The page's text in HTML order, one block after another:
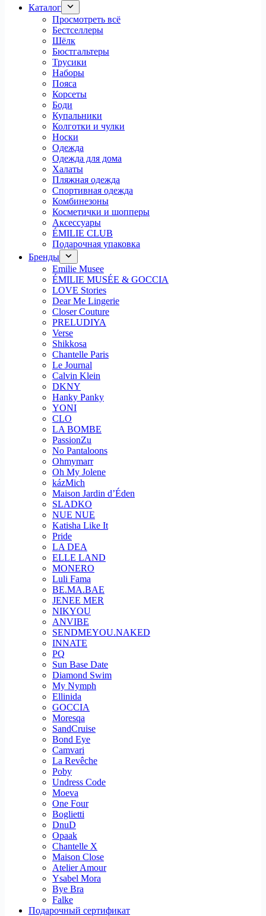
Каталог
Просмотреть всё
Бестселлеры
Шёлк
Бюстгальтеры
Трусики
Наборы
Пояса
Корсеты
Боди
Купальники
Колготки и чулки
Носки
Одежда
Одежда для дома
Халаты
Пляжная одежда
Спортивная одежда
Комбинезоны
Косметички и шопперы
Аксессуары
ÉMILIE CLUB
Подарочная упаковка
Бренды
Emilie Musee
ÉMILIE MUSÉE & GOCCIA
LOVE Stories
Dear Me Lingerie
Closer Couture
PRELUDIYA
Verse
Shikkosa
Chantelle Paris
Le Journal
Calvin Klein
DKNY
Hanky Panky
YONI
CLO
LA BOMBE
PassionZu
No Pantaloons
Ohmymarr
Oh My Jolene
kázMich
Maison Jardin d’Éden
SLADKO
NUE NUE
Katisha Like It
Pride
LA DEA
ELLE LAND
MONERO
Luli Fama
BE.MA.BAE
JENEE MER
NIKYOU
ANVIBE
SENDMEYOU.NAKED
INNATE
PQ
Sun Base Date
Diamond Swim
My Nymph
Ellinida
GOCCIA
Moresqa
SandCruise
Bond Eye
Camvari
La Revêche
Poby
Undress Code
Moeva
One Four
Boglietti
DnuD
Opaak
Chantelle X
Maison Close
Atelier Amour
Ysabel Mora
Bye Bra
Falke
Подарочный сертификат